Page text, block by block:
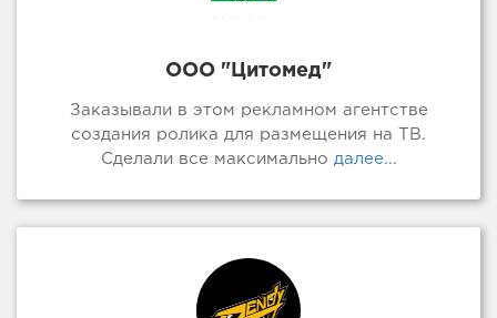
ООО "Цитомед"
Заказывали в этом рекламном агентстве
создания ролика для размещения на ТВ.
Сделали все максимально далее...